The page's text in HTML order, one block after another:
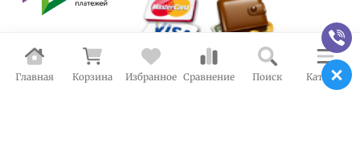
Главная Корзина Избранное Сравнение Поиск Каталог